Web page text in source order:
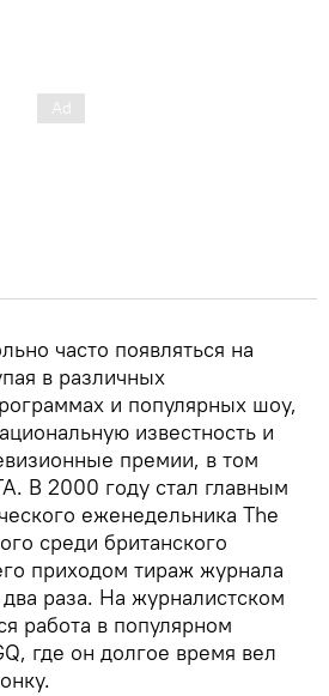
часто появляться на
в различных
и популярных шоу,
известность и
премии, в том
В 2000 году стал главным
еженедельника The
среди британского
приходом тираж журнала
раза. На журналистском
работа в популярном
где он долгое время вел